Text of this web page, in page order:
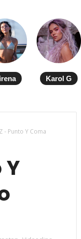
Karol G
- Punto Y Coma
Y